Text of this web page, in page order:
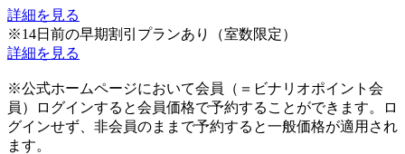
詳細を見る
※14日前の早期割引プランあり（室数限定）
詳細を見る
※公式ホームページにおいて会員（＝ビナリオポイント会
員）ログインすると会員価格で予約することができます。ロ
グインせず、非会員のままで予約すると一般価格が適用され
ます。